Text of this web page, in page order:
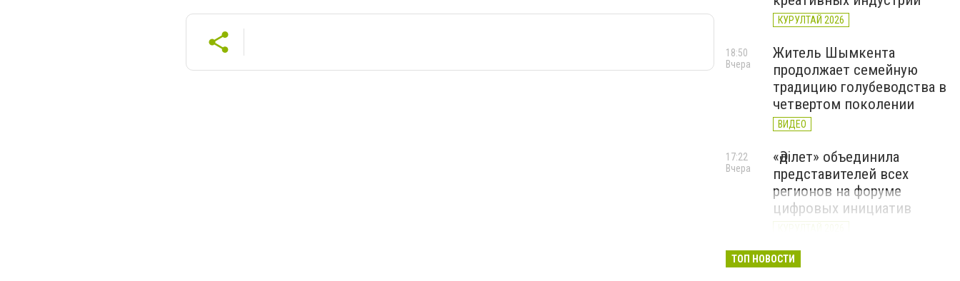
КУРУЛТАЙ 2026
Житель Шымкента
продолжает семейную
традицию голубеводства в
четвертом поколении
ВИДЕО
18:50
Вчера
«Әділет» объединила
представителей всех
регионов на форуме
цифровых инициатив
17:22
Вчера
В Казахстане назвали
12:15
ТОП НОВОСТИ